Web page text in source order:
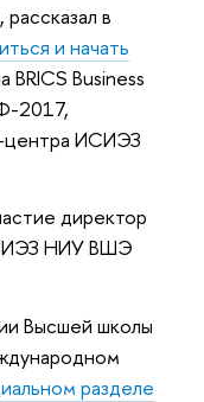
в
и начать
BRICS Business
2017,
центра ИСИЭЗ
директор
НИУ ВШЭ
Высшей школы
разделе